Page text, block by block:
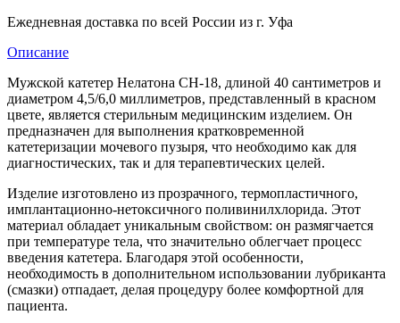
Ежедневная доставка по всей России из г. Уфа
Описание
Мужской катетер Нелатона CH-18, длиной 40 сантиметров и
диаметром 4,5/6,0 миллиметров, представленный в красном
цвете, является стерильным медицинским изделием. Он
предназначен для выполнения кратковременной
катетеризации мочевого пузыря, что необходимо как для
диагностических, так и для терапевтических целей.
Изделие изготовлено из прозрачного, термопластичного,
имплантационно-нетоксичного поливинилхлорида. Этот
материал обладает уникальным свойством: он размягчается
при температуре тела, что значительно облегчает процесс
введения катетера. Благодаря этой особенности,
необходимость в дополнительном использовании лубриканта
(смазки) отпадает, делая процедуру более комфортной для
пациента.